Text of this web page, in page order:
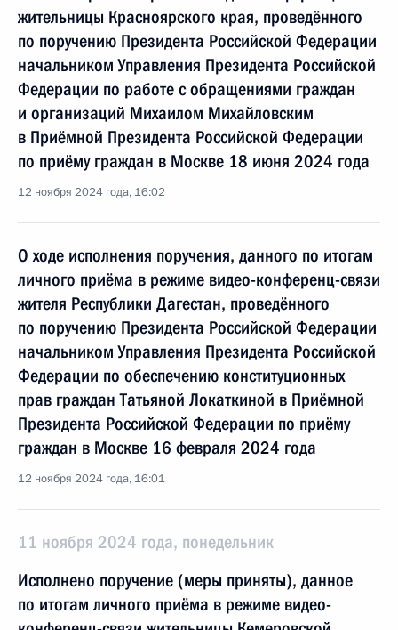
жительницы Красноярского края, проведённого
по поручению Президента Российской Федерации
начальником Управления Президента Российской
Федерации по работе с обращениями граждан
и организаций Михаилом Михайловским
в Приёмной Президента Российской Федерации
по приёму граждан в Москве 18 июня 2024 года
12 ноября 2024 года, 16:02
О ходе исполнения поручения, данного по итогам
личного приёма в режиме видео-конференц-связи
жителя Республики Дагестан, проведённого
по поручению Президента Российской Федерации
начальником Управления Президента Российской
Федерации по обеспечению конституционных
прав граждан Татьяной Локаткиной в Приёмной
Президента Российской Федерации по приёму
граждан в Москве 16 февраля 2024 года
12 ноября 2024 года, 16:01
11 ноября 2024 года, понедельник
Исполнено поручение (меры приняты), данное
по итогам личного приёма в режиме видео-